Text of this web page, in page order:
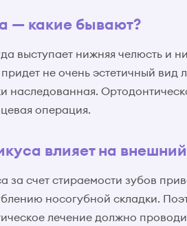
— какие бывают?
выступает нижняя челюсть и
не очень эстетичный вид
наследованная.
операция.
влияет на
за счет стираемости зубов
носогубной складки.
лечение должно